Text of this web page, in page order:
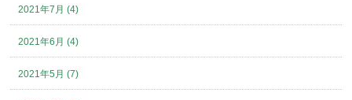
2021年7月 (4)
2021年6月 (4)
2021年5月 (7)